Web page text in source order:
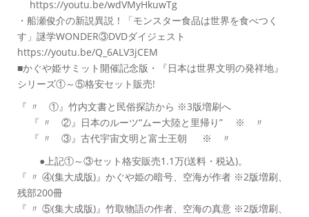
https://youtu.be/wdVMyHkuwTg
・船瀬俊介の新説異説！「モンスター食品は世界を食べつく
す」謎学WONDER③DVDダイジェスト
https://youtu.be/Q_6ALV3jCEM
■かぐや姫サミット開催記念版・『日本は世界文明の発祥地』
シリーズ①～⑤格安セット販売!
『 〃 ①』竹内文書と民俗探訪から ※3版増刷へ
『 〃 ②』日本のルーツ“ムー大陸と里帰り” ※ 〃
『 〃 ③』古代宇宙文明と富士王朝 ※ 〃
●上記①～③セット格安販売1.1万(送料・税込)。
『 〃 ④(集大成版)』かぐや姫の暗号、空海が作者 ※2版増刷、
残部200冊
『 〃 ⑤(集大成版)』竹取物語の作者、空海の真意 ※2版増刷、